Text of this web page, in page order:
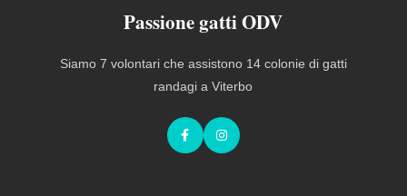
Passione gatti ODV
Siamo 7 volontari che assistono 14 colonie di gatti
randagi a Viterbo
FacebookInstagram